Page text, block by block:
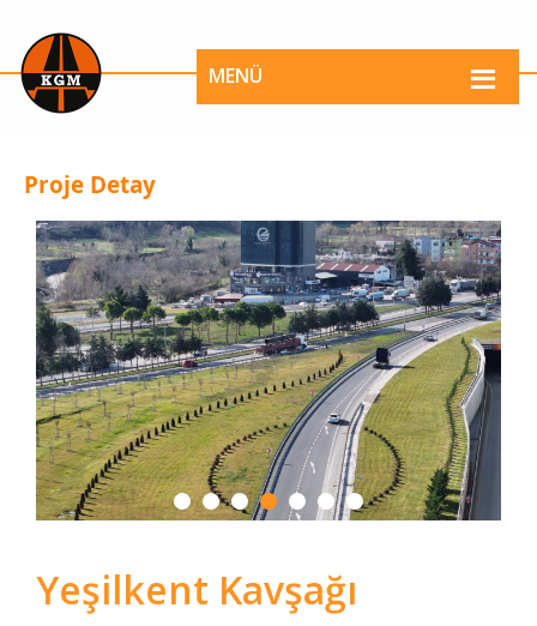
MENÜ
Proje Detay
Yeşilkent Kavşağı